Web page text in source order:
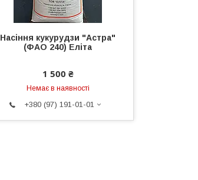
Насіння кукурудзи "Астра"
(ФАО 240) Еліта
1 500 ₴
Немає в наявності
+380 (97) 191-01-01